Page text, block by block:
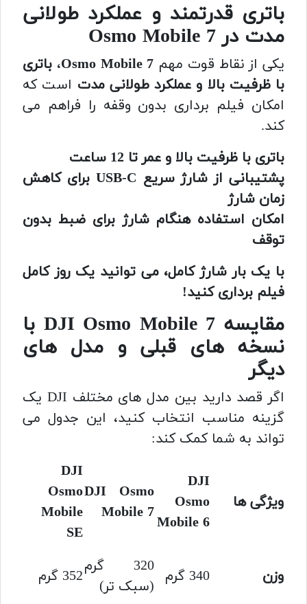
باتری قدرتمند و عملکرد طولانی
مدت در Osmo Mobile 7
یکی از نقاط قوت مهم Osmo Mobile 7، باتری
با ظرفیت بالا و عملکرد طولانی مدت است که
امکان فیلم برداری بدون وقفه را فراهم می
کند.
باتری با ظرفیت بالا و عمر تا 12 ساعت
پشتیبانی از شارژ سریع USB-C برای کاهش
زمان شارژ
امکان استفاده هنگام شارژ برای ضبط بدون
توقف
با یک بار شارژ کامل، می توانید یک روز کامل
فیلم برداری کنید!
مقایسه DJI Osmo Mobile 7 با
نسخه های قبلی و مدل های
دیگر
اگر قصد دارید بین مدل های مختلف DJI یک
گزینه مناسب انتخاب کنید، این جدول می
تواند به شما کمک کند:
ویژگی ها
DJI
Osmo
Mobile 6
DJI Osmo
Mobile 7
DJI
Osmo
Mobile
SE
وزن 340 گرم
320 گرم
(سبک تر)
352 گرم